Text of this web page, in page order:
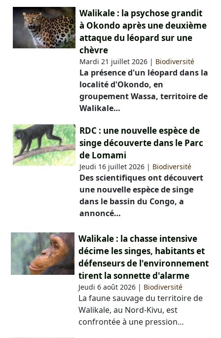
Walikale : la chasse intensive
décime les singes, habitants et
défenseurs de l'environnement
tirent la sonnette d'alarme
Jeudi 6 août 2026 | Biodiversité
La faune sauvage du territoire de
Walikale, au Nord-Kivu, est
confrontée à une pression…
Walikale : la psychose grandit
à Okondo après une deuxième
attaque du léopard sur une
chèvre
Mardi 21 juillet 2026| Biodiversité
La présence d'un léopard dans la
localité d'Okondo, en
groupement Wassa, territoire de
Walikale…
RDC : une nouvelle espèce de
singe découverte dans le Parc
de Lomami
Jeudi 16 juillet 2026| Biodiversité
Des scientifiques ont découvert
une nouvelle espèce de singe
dans le bassin du Congo, a
annoncé…